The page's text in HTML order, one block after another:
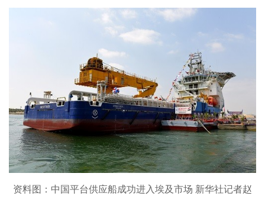
资料图：中国平台供应船成功进入埃及市场 新华社记者赵